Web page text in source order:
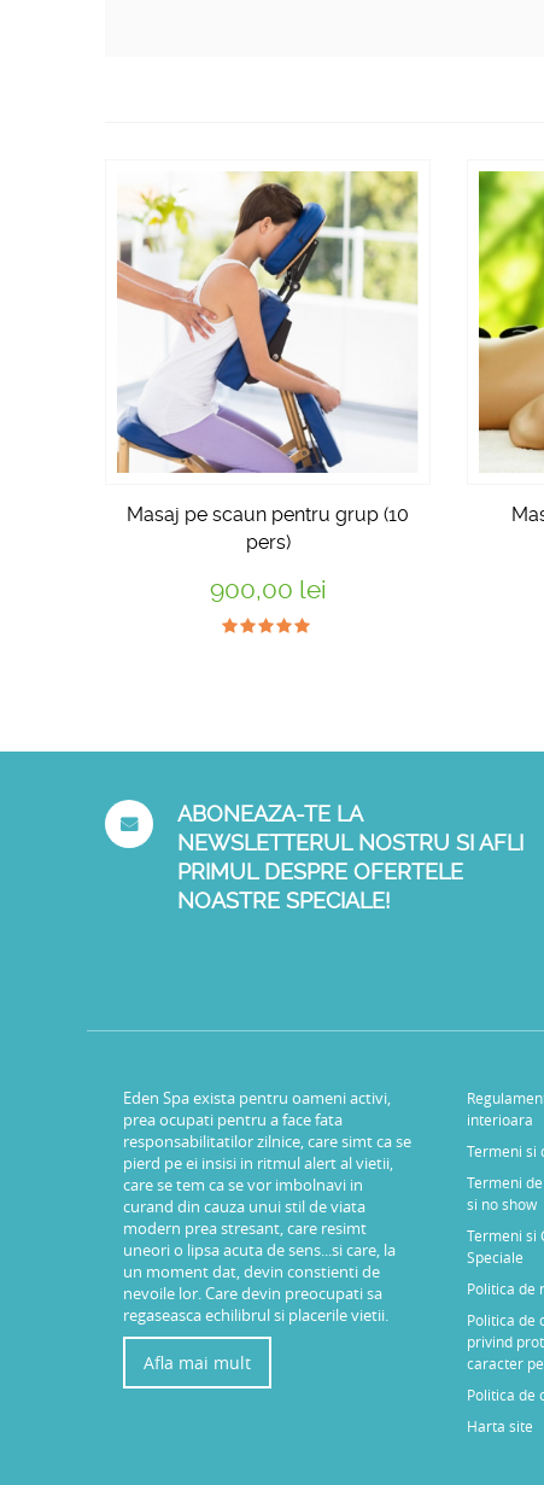
Masaj pe scaun pentru grup (10
pers)
900,00 lei
ABONEAZA-TE LA
NEWSLETTERUL NOSTRU SI AFLI
PRIMUL DESPRE OFERTELE
NOASTRE SPECIALE!
Eden Spa exista pentru oameni activi,
prea ocupati pentru a face fata
responsabilitatilor zilnice, care simt ca se
pierd pe ei insisi in ritmul alert al vietii,
care se tem ca se vor imbolnavi in
curand din cauza unui stil de viata
modern prea stresant, care resimt
uneori o lipsa acuta de sens...si care, la
un moment dat, devin constienti de
nevoile lor. Care devin preocupati sa
regaseasca echilibrul si placerile vietii.
Afla mai mult
interioara
Termeni si
Termeni
si no show
Termeni si
Speciale
Politica de
Politica de
privind
caracter
Politica de
Harta site